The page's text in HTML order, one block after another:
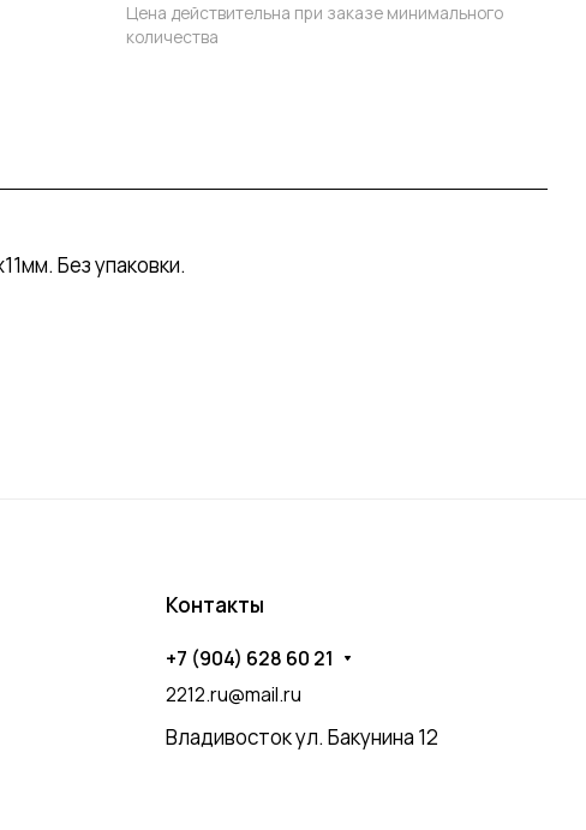
Цена действительна при заказе минимального
количества
Без упаковки.
Контакты
+7 (904) 628 60 21
2212.ru@mail.ru
Владивосток ул. Бакунина 12